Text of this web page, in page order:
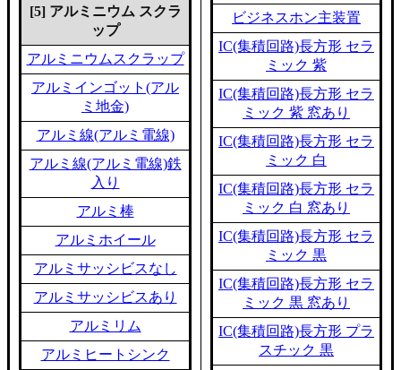
[5] アルミニウム スクラ
ップ
アルミニウムスクラップ
アルミインゴット(アル
ミ地金)
アルミ線(アルミ電線)
アルミ線(アルミ電線)鉄
入り
アルミ棒
アルミホイール
アルミサッシビスなし
アルミサッシビスあり
アルミリム
アルミヒートシンク
ビジネスホン主装置
IC(集積回路)長方形 セラ
ミック 紫
IC(集積回路)長方形 セラ
ミック 紫 窓あり
IC(集積回路)長方形 セラ
ミック 白
IC(集積回路)長方形 セラ
ミック 白 窓あり
IC(集積回路)長方形 セラ
ミック 黒
IC(集積回路)長方形 セラ
ミック 黒 窓あり
IC(集積回路)長方形 プラ
スチック 黒